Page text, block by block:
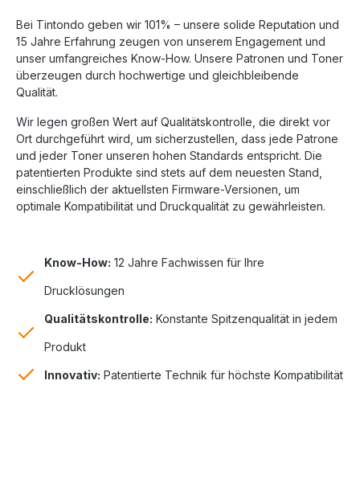
Bei Tintondo geben wir 101% – unsere solide Reputation und
15 Jahre Erfahrung zeugen von unserem Engagement und
unser umfangreiches Know-How. Unsere Patronen und Toner
überzeugen durch hochwertige und gleichbleibende
Qualität.
Wir legen großen Wert auf Qualitätskontrolle, die direkt vor
Ort durchgeführt wird, um sicherzustellen, dass jede Patrone
und jeder Toner unseren hohen Standards entspricht. Die
patentierten Produkte sind stets auf dem neuesten Stand,
einschließlich der aktuellsten Firmware-Versionen, um
optimale Kompatibilität und Druckqualität zu gewährleisten.
Know-How: 12 Jahre Fachwissen für Ihre
Drucklösungen
Qualitätskontrolle: Konstante Spitzenqualität in jedem
Produkt
Innovativ: Patentierte Technik für höchste Kompatibilität